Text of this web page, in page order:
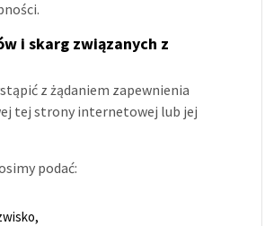
i skarg związanych z
z żądaniem zapewnienia
tej strony internetowej lub jej
podać: